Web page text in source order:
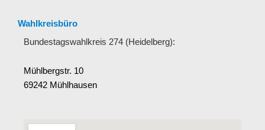
Wahlkreisbüro
Bundestagswahlkreis 274 (Heidelberg):
Mühlbergstr. 10
69242 Mühlhausen